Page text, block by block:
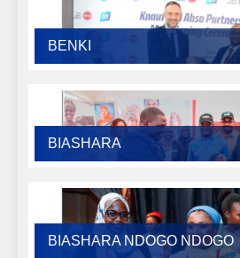
BENKI
BIASHARA
BIASHARA NDOGO NDOGO